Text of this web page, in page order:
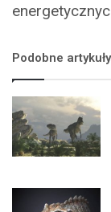
Podobne artykuły